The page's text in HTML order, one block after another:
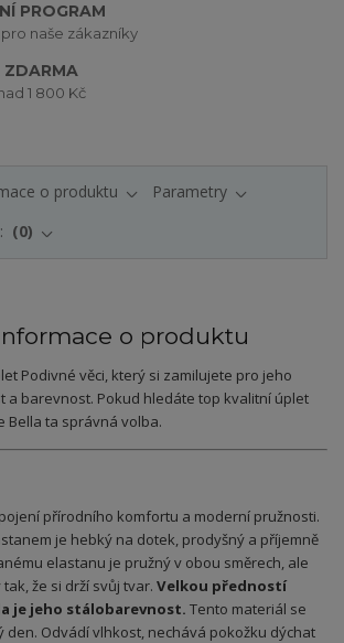
PROGRAM
pro naše zákazníky
ZDARMA
1 800 Kč
o produktu
Parametry
0
o produktu
Podivné věci, který si zamilujete pro jeho
a barevnost. Pokud hledáte top kvalitní úplet
Bella ta správná volba.
přírodního komfortu a moderní pružnosti.
je hebký na dotek, prodyšný a příjemně
elastanu je pružný v obou směrech, ale
že si drží svůj tvar. Velkou předností
je jeho stálobarevnost. Tento materiál se
den. Odvádí vlhkost, nechává pokožku dýchat